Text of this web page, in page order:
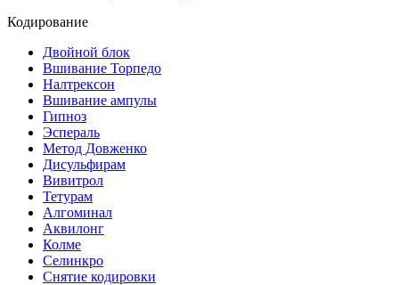
Кодирование
Двойной блок
Вшивание Торпедо
Налтрексон
Вшивание ампулы
Гипноз
Эспераль
Метод Довженко
Дисульфирам
Вивитрол
Тетурам
Алгоминал
Аквилонг
Колме
Селинкро
Снятие кодировки